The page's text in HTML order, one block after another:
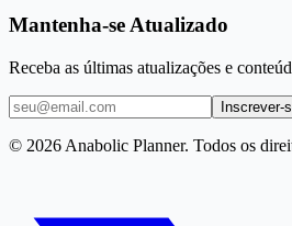
Mantenha-se Atualizado
Receba as últimas atualizações e
Inscrever-
© 2026 Anabolic Planner. Todos os